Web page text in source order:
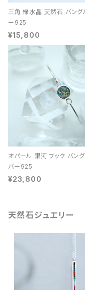
三角 緑水晶 天然石 バング
ー925
¥15,800
オパール 銀河 フック バン
バー925
¥23,800
天然石ジュエリー